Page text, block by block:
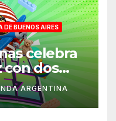
DE BUENOS AIRES
celebra
con dos
ARGENTINA